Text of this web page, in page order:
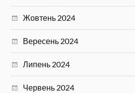
Жовтень 2024
Вересень 2024
Липень 2024
Червень 2024